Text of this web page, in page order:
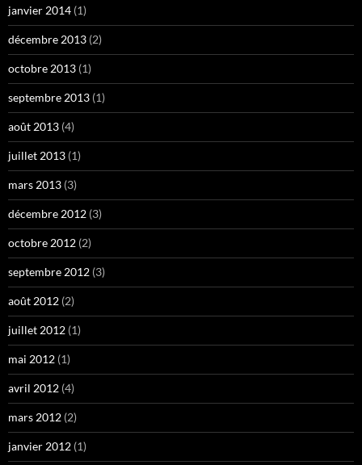
janvier 2014 (1)
décembre 2013 (2)
octobre 2013 (1)
septembre 2013 (1)
août 2013 (4)
juillet 2013 (1)
mars 2013 (3)
décembre 2012 (3)
octobre 2012 (2)
septembre 2012 (3)
août 2012 (2)
juillet 2012 (1)
mai 2012 (1)
avril 2012 (4)
mars 2012 (2)
janvier 2012 (1)